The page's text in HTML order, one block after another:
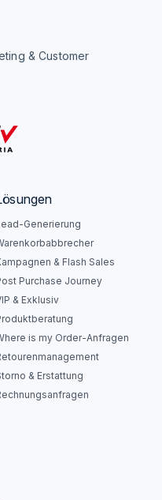
& Customer
Generierung
& Flash Sales
Purchase Journey
& Exklusiv
is my Order-Anfragen
& Erstattung